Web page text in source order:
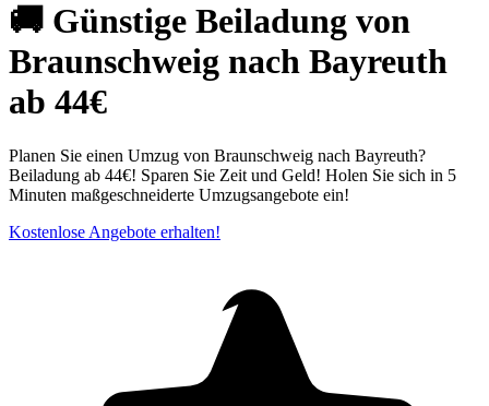
🚚 Günstige Beiladung von
Braunschweig nach Bayreuth
ab 44€
Planen Sie einen Umzug von Braunschweig nach Bayreuth?
Beiladung ab 44€! Sparen Sie Zeit und Geld! Holen Sie sich in 5
Minuten maßgeschneiderte Umzugsangebote ein!
Kostenlose Angebote erhalten!